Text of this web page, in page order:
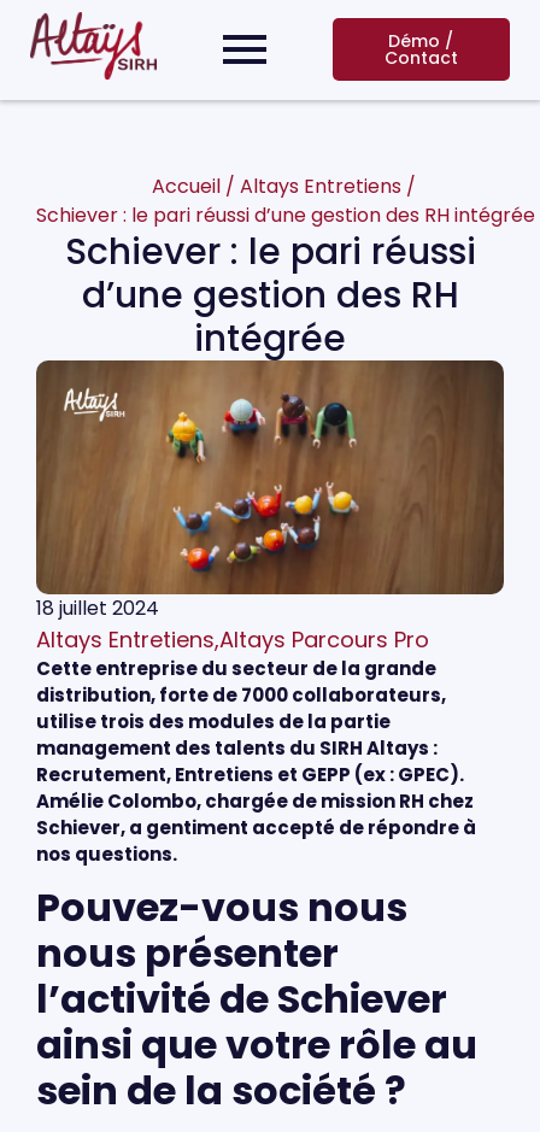
Démo /
Contact
Accueil / Altays Entretiens /
Schiever : le pari réussi d’une gestion des RH intégrée
Schiever : le pari réussi
d’une gestion des RH
intégrée
18 juillet 2024
Altays Entretiens,Altays Parcours Pro
Cette entreprise du secteur de la grande
distribution, forte de 7000 collaborateurs,
utilise trois des modules de la partie
management des talents du SIRH Altays :
Recrutement, Entretiens et GEPP (ex : GPEC).
Amélie Colombo, chargée de mission RH chez
Schiever, a gentiment accepté de répondre à
nos questions.
Pouvez-vous nous
nous présenter
l’activité de Schiever
ainsi que votre rôle au
sein de la société ?